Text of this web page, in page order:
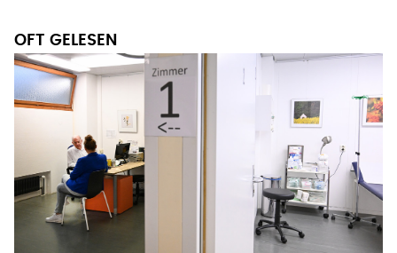
OFT GELESEN